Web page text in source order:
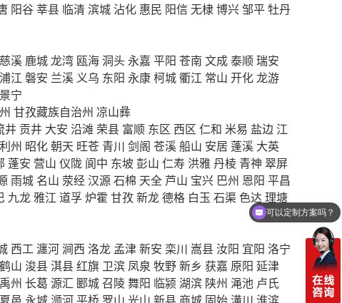
阳谷莘县 临清滨城 沾化 惠民 阳信无棣博兴邹平牡丹
慈溪 鹿城龙湾 瓯海洞头 永嘉 平阳 苍南 文成泰顺瑞安
浦江 磐安 兰溪 义乌 东阳 永康柯城衢江 常山 开化龙游
景宁
甘孜藏族自治州 凉山彝
井 贡井 大安 沿滩 荣县 富顺 东区 西区 仁和 米易 盐边 江
利州 昭化朝天 旺苍 青川 剑阁 苍溪船山 安居 蓬溪 大英
蓬安 营山 仪陇 阆中 东坡彭山 仁寿 洪雅丹棱 青神 翠屏
雨城 名山 荥经汉源石棉 天全 芦山 宝兴 巴州 恩阳 平昌
九龙雅江 道孚炉霍 甘孜新龙德格 白玉 石渠色达 理塘
西工瀍河涧西 洛龙 孟津新安 栾川 嵩县 汝阳 宜阳 洛宁
鹤山 浚县淇县红旗 卫滨 凤泉 牧野新乡 获嘉 原阳 延津
禹州 长葛 源汇 郾城召陵舞阳 临颍 湖滨 陕州 渑池 卢氏
夏邑 永城浉河平桥 罗山 光山 新县 商城 固始潢川 淮滨
你们电话多少
可以定制方案吗？